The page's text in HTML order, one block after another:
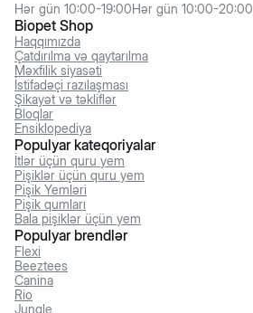
Biopet Shop
Haqqımızda
Çatdırılma və qaytarılma
Məxfilik siyasəti
İstifadəçi razılaşması
Şikayət və təkliflər
Bloqlar
Ensiklopediya
Hər gün 10:00-19:00Hər gün 10:00-20:00
Populyar kateqoriyalar
İtlər üçün quru yem
Pişiklər üçün quru yem
Pişik Yemləri
Pişik qumları
Bala pişiklər üçün yem
Populyar brendlər
Flexi
Beeztees
Canina
Rio
Jungle